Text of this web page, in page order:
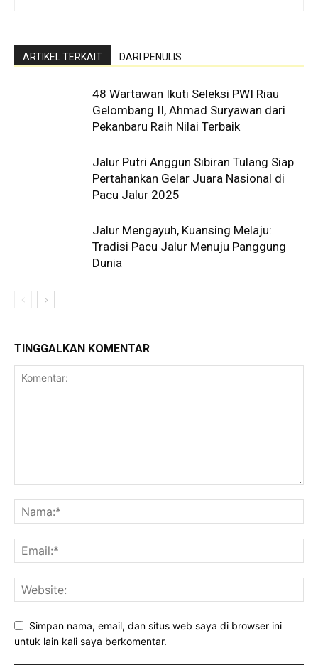
ARTIKEL TERKAIT DARI PENULIS
48 Wartawan Ikuti Seleksi PWI Riau
Gelombang II, Ahmad Suryawan dari
Pekanbaru Raih Nilai Terbaik
Jalur Putri Anggun Sibiran Tulang Siap
Pertahankan Gelar Juara Nasional di
Pacu Jalur 2025
Jalur Mengayuh, Kuansing Melaju:
Tradisi Pacu Jalur Menuju Panggung
Dunia
TINGGALKAN KOMENTAR
Simpan nama, email, dan situs web saya di browser ini
untuk lain kali saya berkomentar.